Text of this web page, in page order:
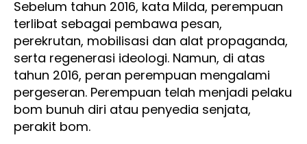
Sebelum tahun 2016, kata Milda, perempuan
terlibat sebagai pembawa pesan,
perekrutan, mobilisasi dan alat propaganda,
serta regenerasi ideologi. Namun, di atas
tahun 2016, peran perempuan mengalami
pergeseran. Perempuan telah menjadi pelaku
bom bunuh diri atau penyedia senjata,
perakit bom.